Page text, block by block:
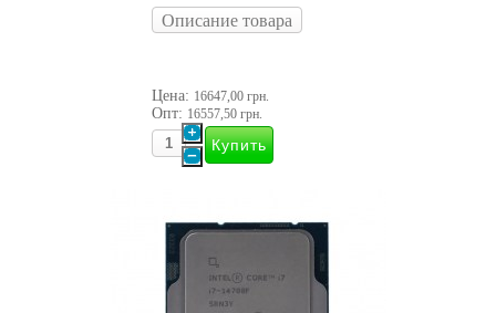
Описание товара
Цена: 16647,00 грн.
Опт: 16557,50 грн.